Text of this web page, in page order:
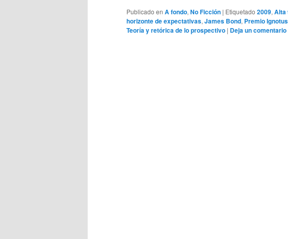
Publicado en A fondo,No Ficción | Etiquetado 2009,Alta
horizonte de expectativas,James Bond, Premio Ignotus
Teoría y retórica de lo prospectivo | Deja un comentario